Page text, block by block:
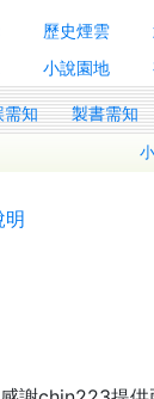
歷史煙雲
小說園地
需知 製書需知
明